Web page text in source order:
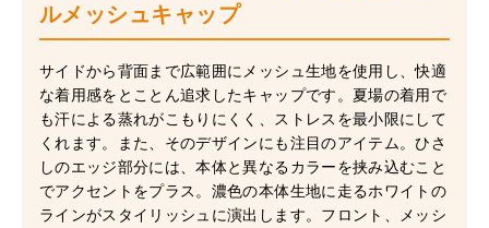
ルメッシュキャップ
サイドから背面まで広範囲にメッシュ生地を使用し、快適
な着用感をとことん追求したキャップです。夏場の着用で
も汗による蒸れがこもりにくく、ストレスを最小限にして
くれます。また、そのデザインにも注目のアイテム。ひさ
しのエッジ部分には、本体と異なるカラーを挟み込むこと
でアクセントをプラス。濃色の本体生地に走るホワイトの
ラインがスタイリッシュに演出します。フロント、メッシ